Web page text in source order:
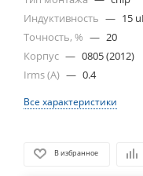
Индуктивность — 15
Точность, % — 20
Корпус — 0805 (2012)
Irms (A) — 0.4
Все характеристики
В избранное